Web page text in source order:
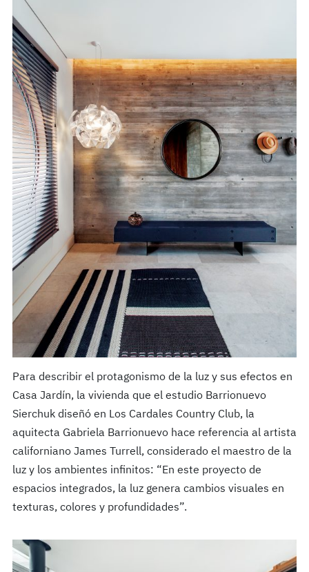
Para describir el protagonismo de la luz y sus efectos en
Casa Jardín, la vivienda que el estudio Barrionuevo
Sierchuk diseñó en Los Cardales Country Club, la
aquitecta Gabriela Barrionuevo hace referencia al artista
californiano James Turrell, considerado el maestro de la
luz y los ambientes infinitos: “En este proyecto de
espacios integrados, la luz genera cambios visuales en
texturas, colores y profundidades”.